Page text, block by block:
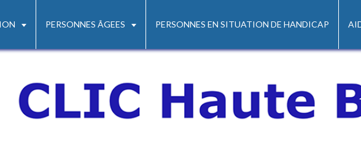
PERSONNES ÂGEES PERSONNES EN SITUATION DE HANDICAP